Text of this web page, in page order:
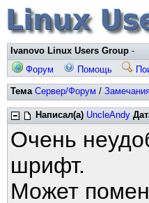
Ivanovo Linux Users Group -
Форум
Помощь
Тема Сервер/Форум /
Написал(а) UncleAndy
Очень
шрифт.
Может